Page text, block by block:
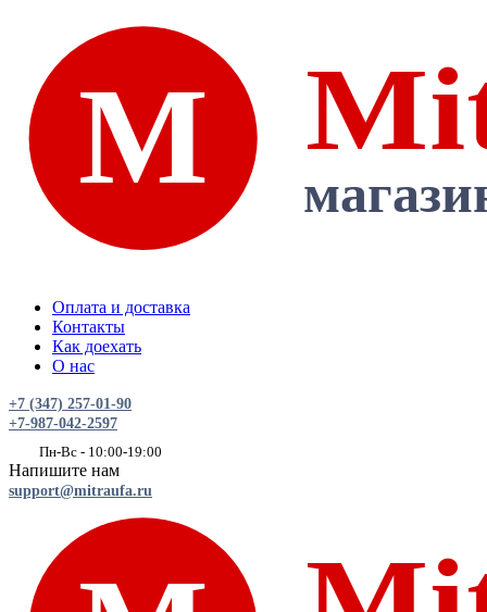
Оплата и доставка
Контакты
Как доехать
О нас
+7 (347) 257-01-90
+7-987-042-2597
Пн-Вс - 10:00-19:00
Напишите нам
support@mitraufa.ru